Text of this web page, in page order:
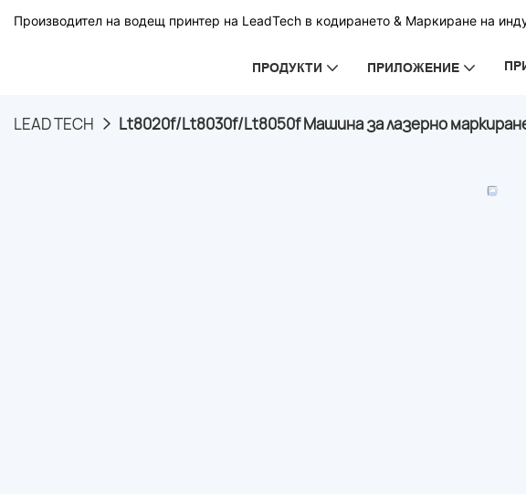
Производител на водещ принтер на LeadTech в кодирането & Маркиране на
ПРОДУКТИ ПРИЛОЖЕНИЕ
LEAD TECH Lt8020f/Lt8030f/Lt8050f Машина за лазерно